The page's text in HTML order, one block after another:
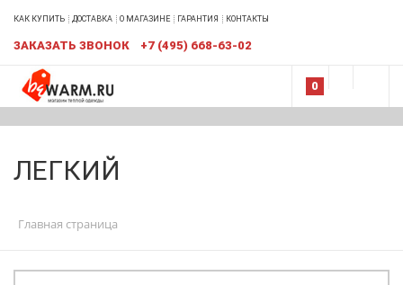
КАК КУПИТЬ ДОСТАВКА О МАГАЗИНЕ ГАРАНТИЯ КОНТАКТЫ
ЗАКАЗАТЬ ЗВОНОК +7 (495) 668-63-02
0
ЛЕГКИЙ
Главная страница